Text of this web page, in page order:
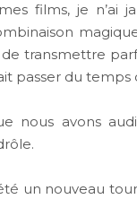
films, je n’ai
transmettre
passer du temps
nous avons
un nouveau